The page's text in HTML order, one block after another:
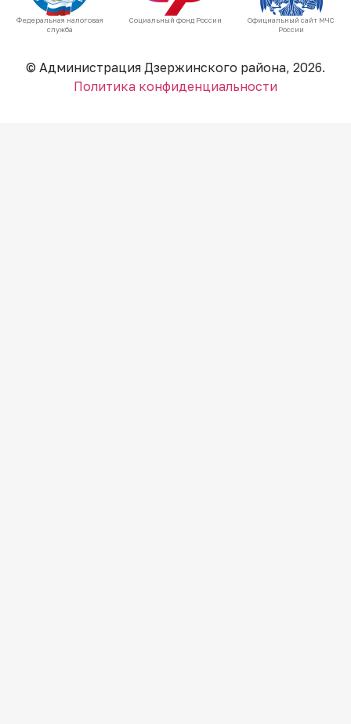
Федеральная налоговая
служба
Социальный фонд России
Официальный сайт МЧС
России
© Администрация Дзержинского района, 2026.
Политика конфиденциальности